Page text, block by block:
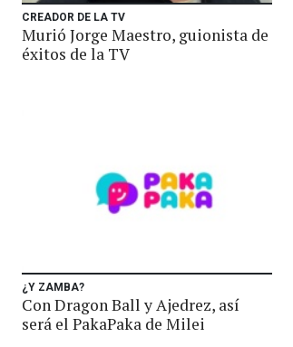
CREADOR DE LA TV
Murió Jorge Maestro, guionista de
éxitos de la TV
¿Y ZAMBA?
Con Dragon Ball y Ajedrez, así
será el PakaPaka de Milei